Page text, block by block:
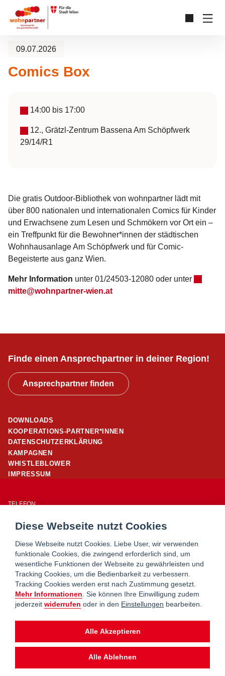
Zum Hauptinhalt springen
Skip to page footer
09.07.2026
Comics Box
14:00 bis 17:00
12., Grätzl-Zentrum Bassena Am Schöpfwerk
29/14/R1
Die gratis Outdoor-Bibliothek von wohnpartner lädt mit
über 800 nationalen und internationalen Comics für Kinder
und Erwachsene zum Lesen und Schmökern vor Ort ein –
ein Treffpunkt für die Bewohner*innen der städtischen
Wohnhausanlage Am Schöpfwerk und für Comic-
Begeisterte aus ganz Wien.
Mehr Information unter 01/24503-12080 oder unter
mitte@wohnpartner-wien.at
Finde einen Ansprechpartner in deiner Region!
Ansprechpartner finden
DOWNLOADS
KOOPERATIONS-PARTNER*INNEN
DATENSCHUTZERKLÄRUNG
KAMPAGNEN
WHISTLEBLOWER
IMPRESSUM
TELEFON
E-MAIL
WOHNSERVICE WIEN
WOHNBERATUNG WIEN
MIETERHILFE
wohnpartner ist ein Service von
Diese Webseite nutzt Cookies
Diese Webseite nutzt Cookies. Liebe User, wir verwenden
funktionale Cookies, die zwingend erforderlich sind, um
wesentliche Funktionen der Webseite zu gewährleisten und
Tracking Cookies, um die Bedienbarkeit zu verbessern.
Tracking Cookies werden erst nach Zustimmung gesetzt.
Mehr Informationen . Sie können Ihre Einwilligung zudem
jederzeit widerrufen oder in den Einstellungen bearbeiten.
Alle Akzeptieren
Alle Ablehnen